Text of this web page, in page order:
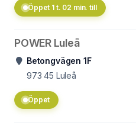
Öppet 1 t. 02 min. till
POWER Luleå
Betongvägen 1F
973 45 Luleå
Öppet